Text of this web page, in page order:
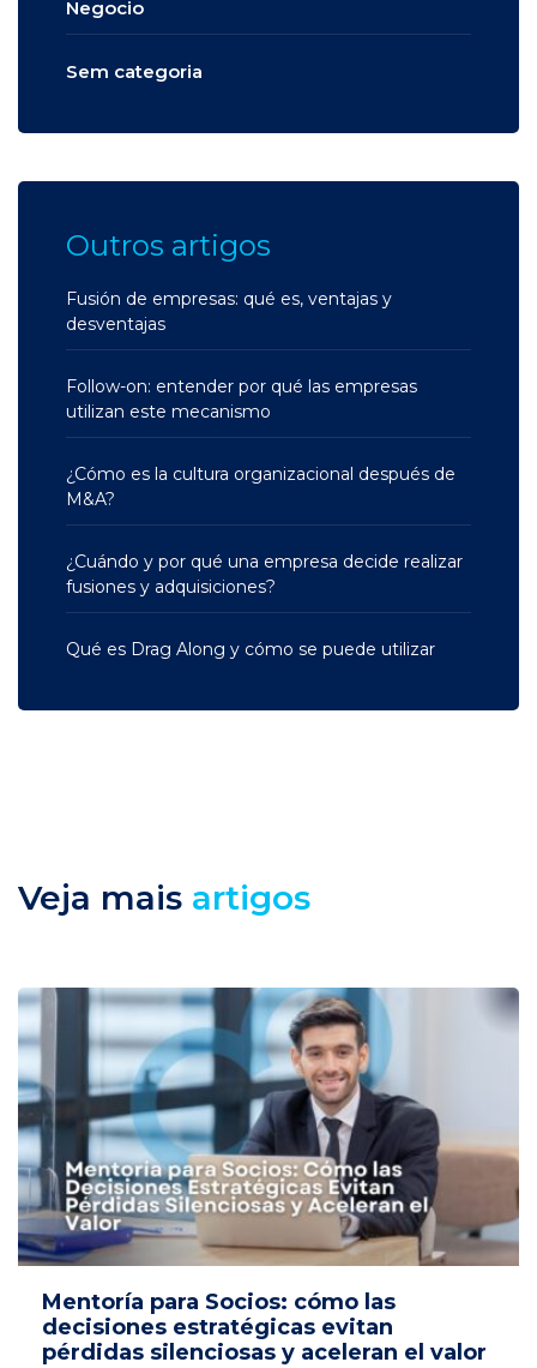
Negocio
Sem categoria
Outros artigos
Fusión de empresas: qué es, ventajas y
desventajas
Follow-on: entender por qué las empresas
utilizan este mecanismo
¿Cómo es la cultura organizacional después de
M&A?
¿Cuándo y por qué una empresa decide realizar
fusiones y adquisiciones?
Qué es Drag Along y cómo se puede utilizar
Veja mais artigos
Mentoría para Socios: cómo las
decisiones estratégicas evitan
pérdidas silenciosas y aceleran el valor